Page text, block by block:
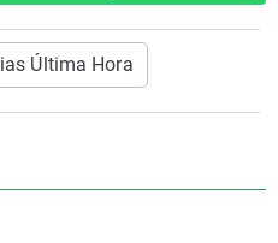
Última Hora